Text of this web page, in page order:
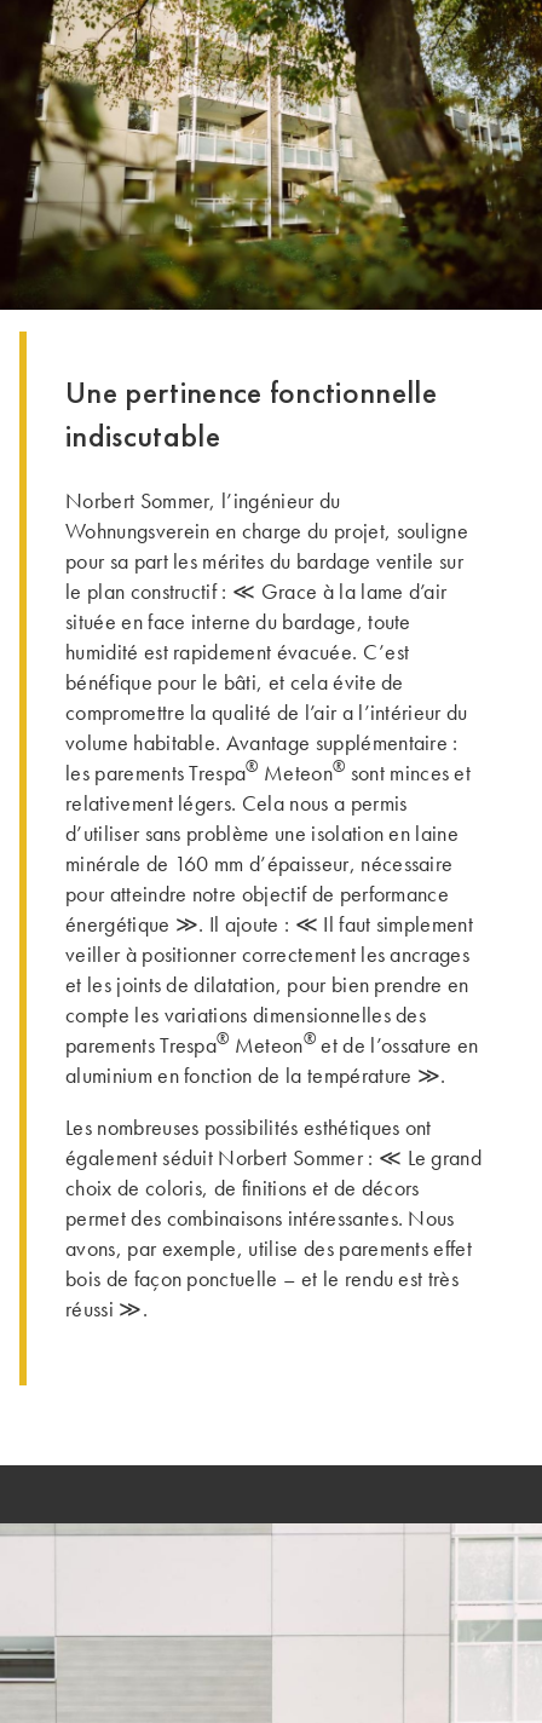
Une pertinence fonctionnelle
indiscutable
Norbert Sommer, l’ingénieur du
Wohnungsverein en charge du projet, souligne
pour sa part les mérites du bardage ventile sur
le plan constructif : ≪ Grace à la lame d’air
située en face interne du bardage, toute
humidité est rapidement évacuée. C’est
bénéfique pour le bâti, et cela évite de
compromettre la qualité de l’air a l’intérieur du
volume habitable. Avantage supplémentaire :
les parements Trespa® Meteon® sont minces et
relativement légers. Cela nous a permis
d’utiliser sans problème une isolation en laine
minérale de 160 mm d’épaisseur, nécessaire
pour atteindre notre objectif de performance
énergétique ≫. Il ajoute : ≪ Il faut simplement
veiller à positionner correctement les ancrages
et les joints de dilatation, pour bien prendre en
compte les variations dimensionnelles des
parements Trespa® Meteon® et de l’ossature en
aluminium en fonction de la température ≫.
Les nombreuses possibilités esthétiques ont
également séduit Norbert Sommer : ≪ Le grand
choix de coloris, de finitions et de décors
permet des combinaisons intéressantes. Nous
avons, par exemple, utilise des parements effet
bois de façon ponctuelle – et le rendu est très
réussi ≫.